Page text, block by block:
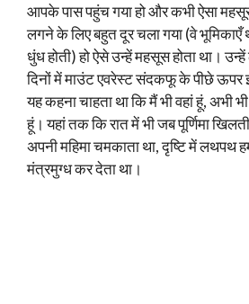
आपके पास पहुंच गया हो और कभी ऐसा महसूस
लगने के लिए बहुत दूर चला गया (वे भूमिकाएँ
धुंध होती) हो ऐसे उन्हें महसूस होता था।
दिनों में माउंट एवरेस्ट संदकफू के पीछे ऊपर
यह कहना चाहता था कि मैं भी वहां हूं,
हूं। यहां तक कि रात में भी जब पूर्णिमा
अपनी महिमा चमकाता था, दृष्टि में लथपथ
मंत्रमुग्ध कर देता था।